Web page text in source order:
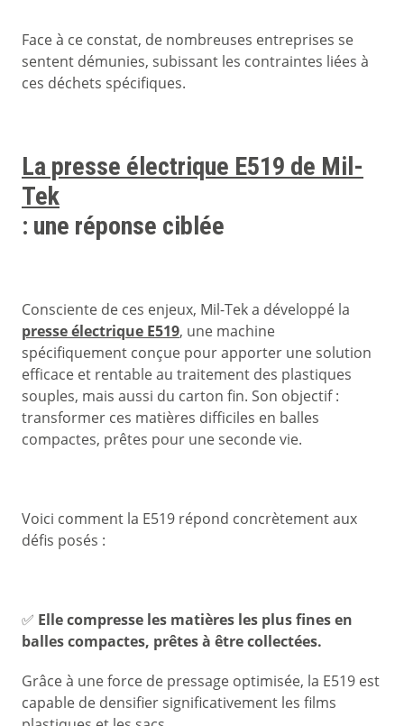
Face à ce constat, de nombreuses entreprises se
sentent démunies, subissant les contraintes liées à
ces déchets spécifiques.
La presse électrique E519 de Mil-
Tek
: une réponse ciblée
Consciente de ces enjeux, Mil-Tek a développé la
presse électrique E519, une machine
spécifiquement conçue pour apporter une solution
efficace et rentable au traitement des plastiques
souples, mais aussi du carton fin. Son objectif :
transformer ces matières difficiles en balles
compactes, prêtes pour une seconde vie.
Voici comment la E519 répond concrètement aux
défis posés :
✅ Elle compresse les matières les plus fines en
balles compactes, prêtes à être collectées.
Grâce à une force de pressage optimisée, la E519 est
capable de densifier significativement les films